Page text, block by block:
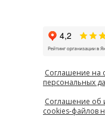
Соглашение на
персональных
Соглашение об
cookies-файлов